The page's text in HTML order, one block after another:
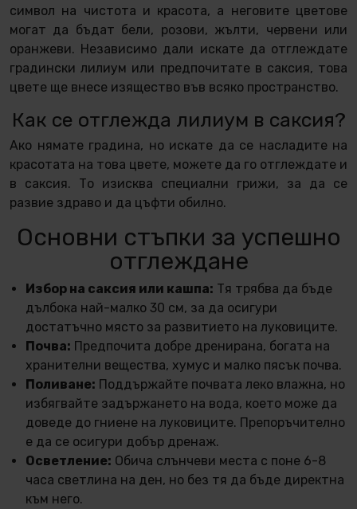
символ на чистота и красота, а неговите цветове
могат да бъдат бели, розови, жълти, червени или
оранжеви. Независимо дали искате да отглеждате
градински лилиум или предпочитате в саксия, това
цвете ще внесе изящество във всяко пространство.
Как се отглежда лилиум в саксия?
Ако нямате градина, но искате да се насладите на
красотата на това цвете, можете да го отглеждате и
в саксия. То изисква специални грижи, за да се
развие здраво и да цъфти обилно.
Основни стъпки за успешно
отглеждане
Избор на саксия или кашпа: Тя трябва да бъде
дълбока най-малко 30 см, за да осигури
достатъчно място за развитието на луковиците.
Почва: Предпочита добре дренирана, богата на
хранителни вещества, хумус и малко пясък почва.
Поливане: Поддържайте почвата леко влажна, но
избягвайте задържането на вода, което може да
доведе до гниене на луковиците. Препоръчително
е да се осигури добър дренаж.
Осветление: Обича слънчеви места с поне 6-8
часа светлина на ден, но без тя да бъде директна
към него.